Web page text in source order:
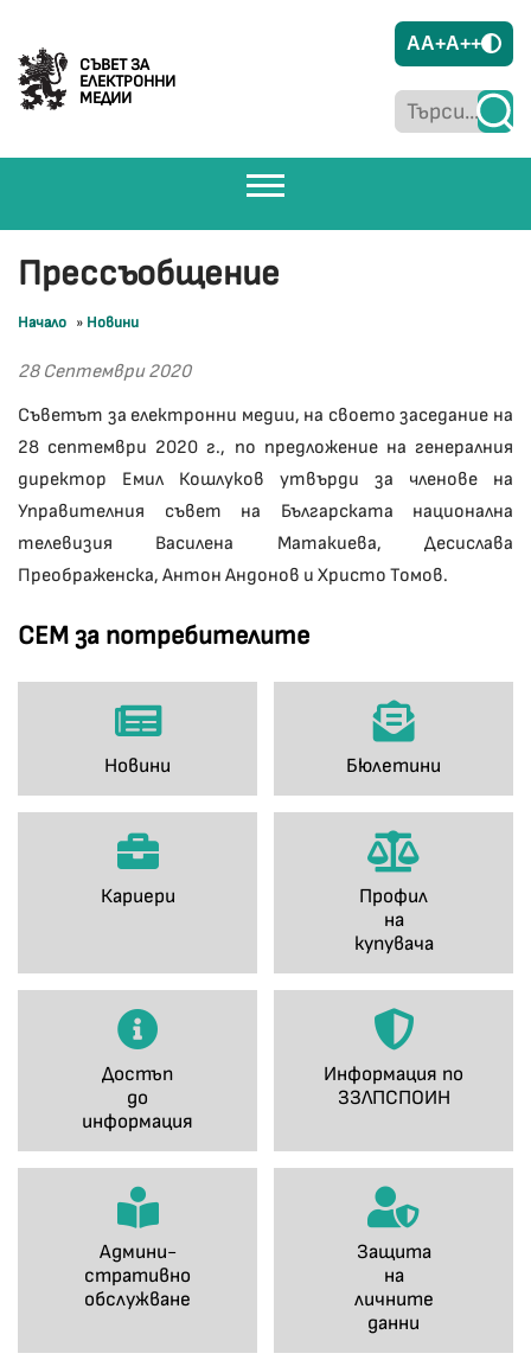
СЪВЕТ ЗА
ЕЛЕКТРОННИ
МЕДИИ
AA+A++
СЕМ за потребителите
Новини Бюлетини
Кариери
Профил
на
купувача
Достъп
до
информация
Информация по
ЗЗЛПСПОИН
Админи-
стративно
обслужване
Защита
на
личните
данни
Прессъобщение
Начало » Новини
28 Септември 2020
Съветът за електронни медии, на своето заседание на
28 септември 2020 г., по предложение на генералния
директор Емил Кошлуков утвърди за членове на
Управителния съвет на Българската национална
телевизия Василена Матакиева, Десислава
Преображенска, Антон Андонов и Христо Томов.